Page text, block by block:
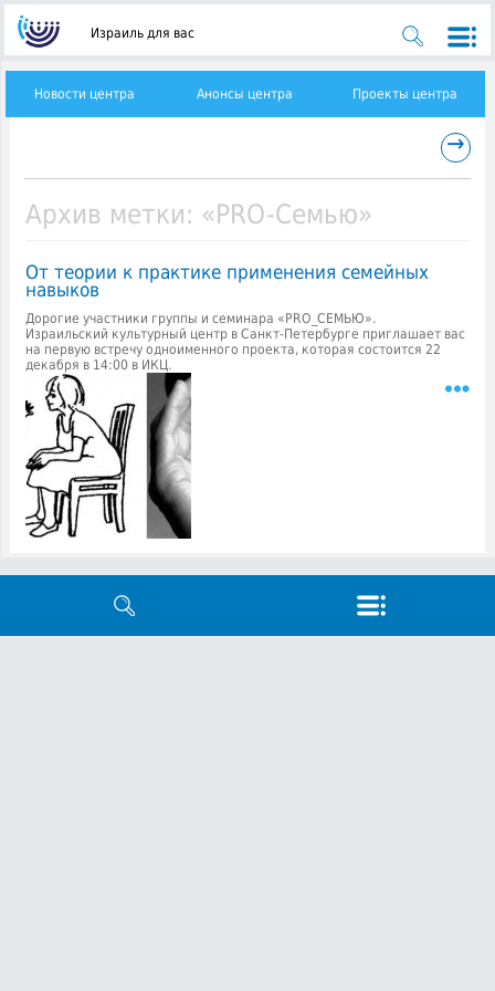
Израиль для вас
Новости центра Анонсы центра Проекты центра
→
Архив метки: «PRO-Семью»
От теории к практике применения семейных
навыков
Дорогие участники группы и семинара «PRO_СЕМЬЮ».
Израильский культурный центр в Санкт-Петербурге приглашает вас
на первую встречу одноименного проекта, которая состоится 22
декабря в 14:00 в ИКЦ.